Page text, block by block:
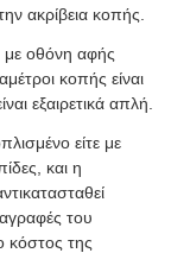
ακρίβεια κοπής.
με οθόνη αφής
κοπής είναι
εξαιρετικά απλή.
είτε με
και η
του
κόστος της